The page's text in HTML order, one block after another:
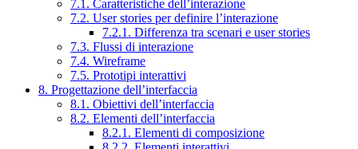
7.1. Caratteristiche dell’interazione
7.2. User stories per definire l’interazione
7.2.1. Differenza tra scenari e user stories
7.3. Flussi di interazione
7.4. Wireframe
7.5. Prototipi interattivi
8. Progettazione dell’interfaccia
8.1. Obiettivi dell’interfaccia
8.2. Elementi dell’interfaccia
8.2.1. Elementi di composizione